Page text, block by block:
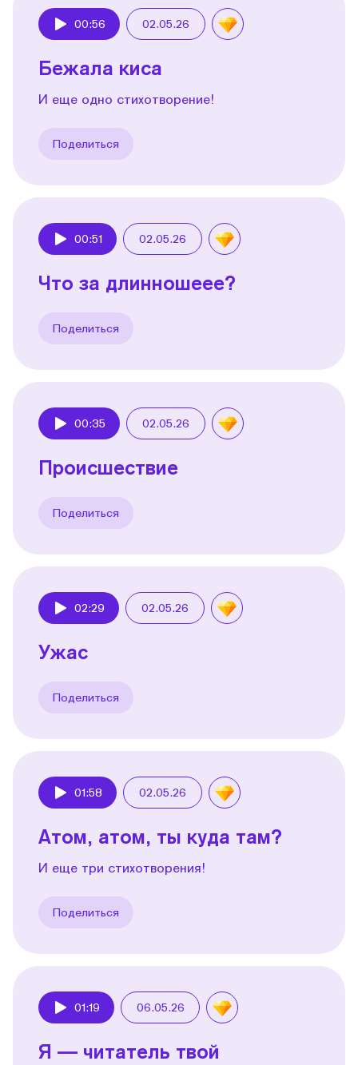
00:56 02.05.26
Бежала киса
И еще одно стихотворение!
Поделиться
00:51 02.05.26
Что за длинношеее?
Поделиться
00:35 02.05.26
Происшествие
Поделиться
02:29 02.05.26
Ужас
Поделиться
01:58 02.05.26
Атом, атом, ты куда там?
И еще три стихотворения!
Поделиться
01:19 06.05.26
Я — читатель твой